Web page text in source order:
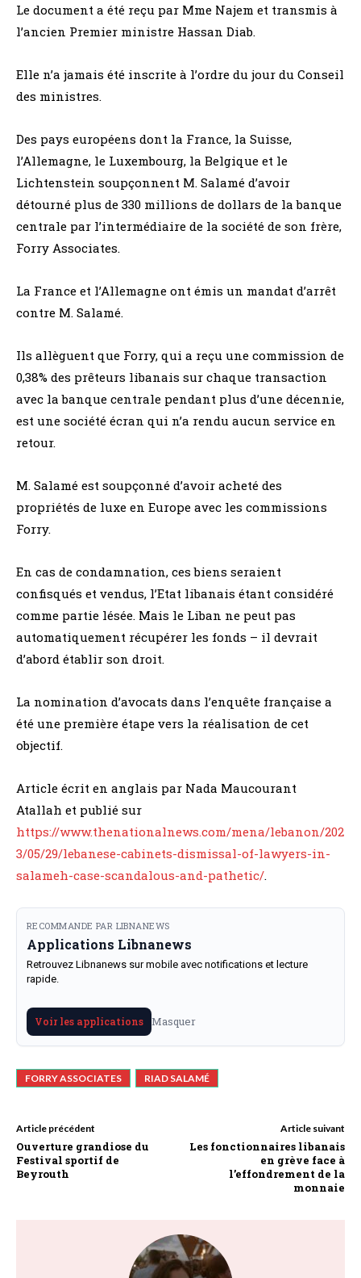
Le document a été reçu par Mme Najem et transmis à
l’ancien Premier ministre Hassan Diab.
Elle n’a jamais été inscrite à l’ordre du jour du Conseil
des ministres.
Des pays européens dont la France, la Suisse,
l’Allemagne, le Luxembourg, la Belgique et le
Lichtenstein soupçonnent M. Salamé d’avoir
détourné plus de 330 millions de dollars de la banque
centrale par l’intermédiaire de la société de son frère,
Forry Associates.
La France et l’Allemagne ont émis un mandat d’arrêt
contre M. Salamé.
Ils allèguent que Forry, qui a reçu une commission de
0,38% des prêteurs libanais sur chaque transaction
avec la banque centrale pendant plus d’une décennie,
est une société écran qui n’a rendu aucun service en
retour.
M. Salamé est soupçonné d’avoir acheté des
propriétés de luxe en Europe avec les commissions
Forry.
En cas de condamnation, ces biens seraient
confisqués et vendus, l’Etat libanais étant considéré
comme partie lésée. Mais le Liban ne peut pas
automatiquement récupérer les fonds – il devrait
d’abord établir son droit.
La nomination d’avocats dans l’enquête française a
été une première étape vers la réalisation de cet
objectif.
Article écrit en anglais par Nada Maucourant
Atallah et publié sur
https://www.thenationalnews.com/mena/lebanon/202
3/05/29/lebanese-cabinets-dismissal-of-lawyers-in-
salameh-case-scandalous-and-pathetic/.
RECOMMANDE PAR LIBNANEWS
Applications Libnanews
Retrouvez Libnanews sur mobile avec notifications et lecture
rapide.
Voir les applications Masquer
FORRY ASSOCIATES RIAD SALAMÉ
Article précédent
Ouverture grandiose du
Festival sportif de
Beyrouth
Article suivant
Les fonctionnaires libanais
en grève face à
l’effondrement de la
monnaie